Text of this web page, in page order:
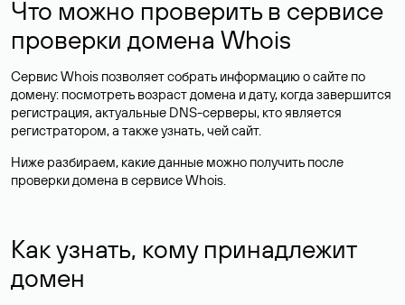
Что можно проверить в сервисе
проверки домена Whois
Сервис Whois позволяет собрать информацию о сайте по
домену: посмотреть возраст домена и дату, когда завершится
регистрация, актуальные DNS-серверы, кто является
регистратором, а также узнать, чей сайт.
Ниже разбираем, какие данные можно получить после
проверки домена в сервисе Whois.
Как узнать, кому принадлежит
домен